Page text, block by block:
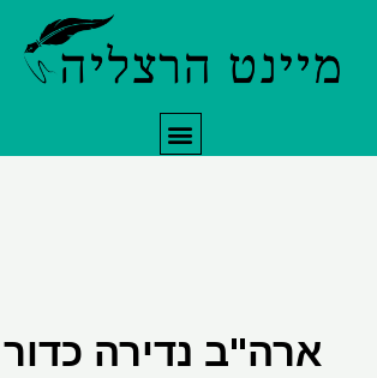
תפריט
ארה"ב נדירה